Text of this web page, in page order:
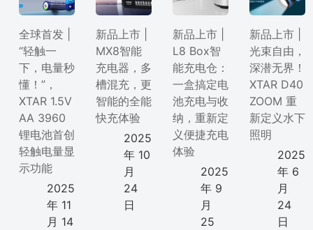
全球首发 |
“轻触一
下，电量秒
懂！”，
XTAR 1.5V
AA 3960
锂电池首创
轻触电量显
示功能
2025
年 11
月 14
新品上市 |
MX8智能
充电器，多
槽混充，更
智能的全能
快充体验
2025
年 10
月
24
日
新品上市 |
L8 Box智
能充电仓：
一盒搞定电
池充电与收
纳，重新定
义便捷充电
体验
2025
年 9
月
25
新品上市 |
光束自由，
深潜无界！
XTAR D40
ZOOM 重
新定义水下
照明
2025
年 6
月
24
日